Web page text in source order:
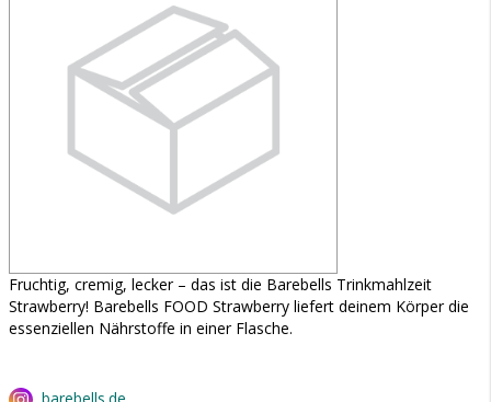
Fruchtig, cremig, lecker – das ist die Barebells Trinkmahlzeit
Strawberry! Barebells FOOD Strawberry liefert deinem Körper die
essenziellen Nährstoffe in einer Flasche.